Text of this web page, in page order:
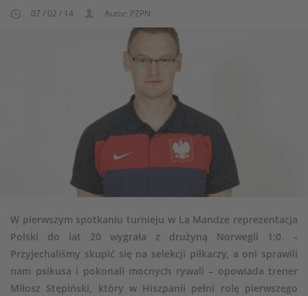
07 / 02 / 14 Autor: PZPN
W pierwszym spotkaniu turnieju w La Mandze reprezentacja
Polski do lat 20 wygrała z drużyną Norwegii 1:0. –
Przyjechaliśmy skupić się na selekcji piłkarzy, a oni sprawili
nam psikusa i pokonali mocnych rywali – opowiada trener
Miłosz Stępiński, który w Hiszpanii pełni rolę pierwszego